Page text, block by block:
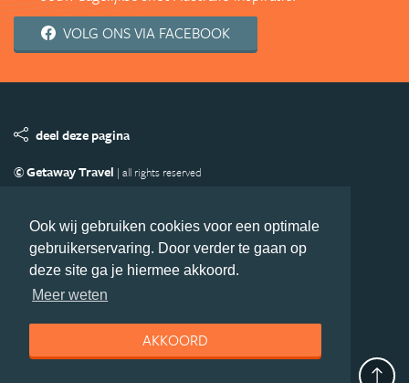
Ook wij gebruiken cookies voor een optimale
gebruikerservaring. Door verder te gaan op
deze site ga je hiermee akkoord.
Meer weten
AKKOORD
VOLG ONS VIA FACEBOOK
deel deze pagina
© Getaway Travel | all rights reserved
Copyright
Privacy statement Disclaimer
Cookies
Volg Australie.nl
Nieuwsbrief
Facebook